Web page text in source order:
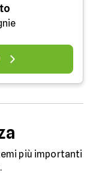
più importanti